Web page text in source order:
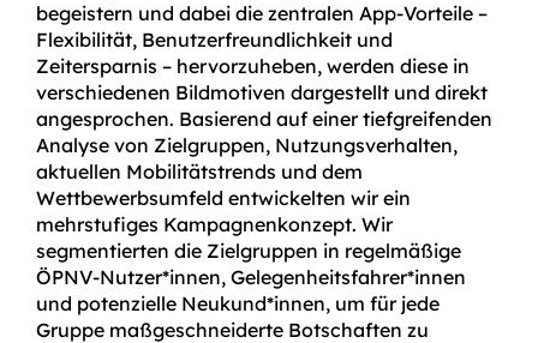
begeistern und dabei die zentralen App-Vorteile –
Flexibilität, Benutzer­freund­lichkeit und
Zeitersparnis – hervorzuheben, werden diese in
verschiedenen Bildmotiven dargestellt und direkt
angesprochen. Basierend auf einer tiefgreifenden
Analyse von Zielgruppen, Nutzungs­verhalten,
aktuellen Mobilitäts­t­rends und dem
Wettbewerbsumfeld entwickelten wir ein
mehrstufiges Kampagnenkonzept. Wir
segmentierten die Zielgruppen in regel­mäßige
ÖPNV-Nutzer*innen, Gelegenheitsfahrer*­innen
und potenzielle Neukund*innen, um für jede
Gruppe maß­ge­schnei­derte Botschaften zu